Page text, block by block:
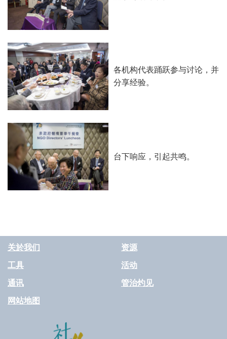
各机构代表踊跃参与讨论，并
分享经验。
台下响应，引起共鸣。
关於我们 资源
工具 活动
通讯 管治灼见
网站地图